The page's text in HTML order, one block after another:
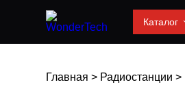
Каталог
Главная > Радиостанции >